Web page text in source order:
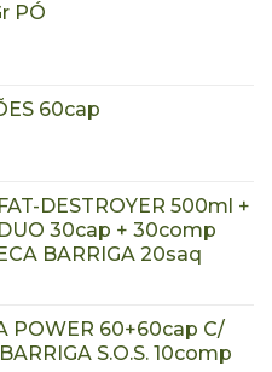
PÓ
60cap
DESTROYER 500ml +
30cap + 30comp
BARRIGA 20saq
POWER 60+60cap C/
S.O.S. 10comp